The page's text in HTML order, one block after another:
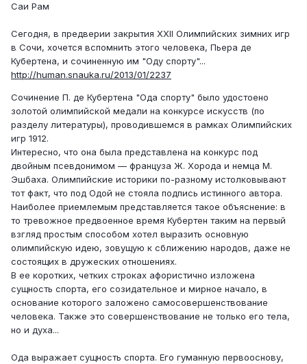
Саи Рам
Сегодня, в предверии закрытия XXII Олимпийских зимних игр
в Сочи, хочется вспомнить этого человека, Пьера де
Кубертена, и сочиненную им "Оду спорту"...
http://human.snauka.ru/2013/01/2237
Сочинение П. де Кубертена "Ода спорту" было удостоено
золотой олимпийской медали на конкурсе искусств (по
разделу литературы), проводившемся в рамках Олимпийских
игр 1912.
Интересно, что она была представлена на конкурс под
двойным псевдонимом — француза Ж. Хорода и немца М.
Эшбаха. Олимпийские историки по-разному истолковывают
тот факт, что под Одой не стояла подпись истинного автора.
Наиболее приемлемым представляется такое объяснение: в
то тревожное предвоенное время Кубертен таким на первый
взгляд простым способом хотел выразить основную
олимпийскую идею, зовущую к сближению народов, даже не
состоящих в дружеских отношениях.
В ее коротких, четких строках афористично изложена
сущность спорта, его созидательное и мирное начало, в
основание которого заложено самосовершенствование
человека. Также это совершенствование не только его тела,
но и духа...
Ода выражает сущность спорта. Его гуманную первооснову,